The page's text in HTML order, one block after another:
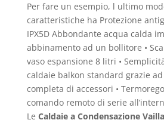
Per fare un esempio, l ultimo
caratteristiche ha Protezione
IPX5D Abbondante acqua calda
abbinamento ad un bollitore •
vaso espansione 8 litri •
caldaie balkon standard grazie
completa di accessori •
comando remoto di serie
Le Caldaie a Condensazione